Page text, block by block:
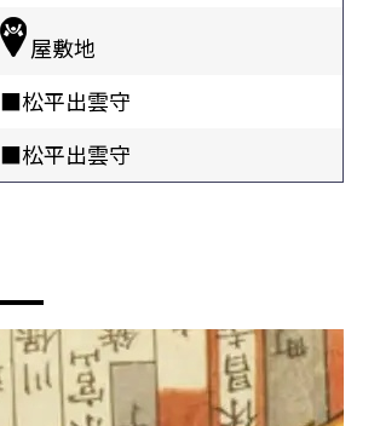
屋敷地
■松平出雲守
■松平出雲守